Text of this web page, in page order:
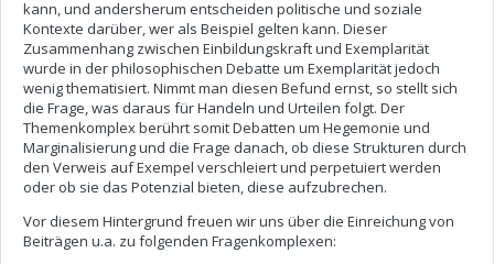
kann, und andersherum entscheiden politische und soziale
Kontexte darüber, wer als Beispiel gelten kann. Dieser
Zusammenhang zwischen Einbildungskraft und Exemplarität
wurde in der philosophischen Debatte um Exemplarität jedoch
wenig thematisiert. Nimmt man diesen Befund ernst, so stellt sich
die Frage, was daraus für Handeln und Urteilen folgt. Der
Themenkomplex berührt somit Debatten um Hegemonie und
Marginalisierung und die Frage danach, ob diese Strukturen durch
den Verweis auf Exempel verschleiert und perpetuiert werden
oder ob sie das Potenzial bieten, diese aufzubrechen.
Vor diesem Hintergrund freuen wir uns über die Einreichung von
Beiträgen u.a. zu folgenden Fragenkomplexen: